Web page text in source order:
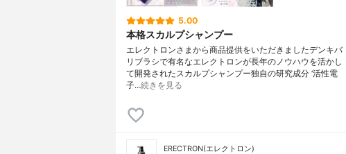
5.00
本格スカルプシャンプー
エレクトロンさまから商品提供をいただきましたデンキバ
リブラシで有名なエレクトロンが長年のノウハウを活かし
て開発されたスカルプシャンプー独自の研究成分 ‘活性電
子…続きを見る
ERECTRON(エレクトロン)